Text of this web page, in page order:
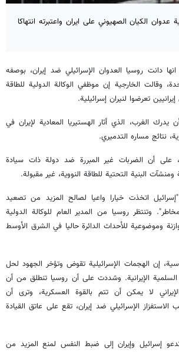
عدوان الكيان الصهيوني على ايران واعتبرته انتهاكا
دانت روسيا العدوان الإسرائيلي ضد إيران، بوصفه
وقالت الخارجية إن موظفي الوكالة الدولية للطاقة
تعرضوا لنيران إسرائيلية.
يدرك الغرب، الذي أثار الهستيريا المعادية لإيران في
نتائج مساره التدميري.
على أن الضربات غير المبررة ضد دولة ذات سيادة
ومنشآت البنية التحتية للطاقة النووية، غير مقبولة.
اتخذت خيارا واعيا لصالح المزيد من تصعيد
وتنتظر روسيا من المدير العام للوكالة الدولية
وموضوعية للأحداث الدائرة حاليا في الشرق الأوسط
إن الهجمات الإسرائيلية تقوض وتؤخر الجهود لحل
السلمية الإيرانية. وشددت على أن روسيا تنطلق من أن
لا يمكن أن تتم بالقوة العسكرية، وترى أن
الإسرائيلي ضد إيران، تقع على عاتق القيادة
إسرائيل وإيران إلى ضبط النفس لمنع المزيد من